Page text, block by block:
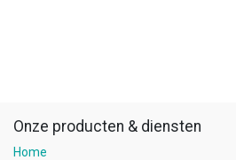
Onze producten & diensten
Home